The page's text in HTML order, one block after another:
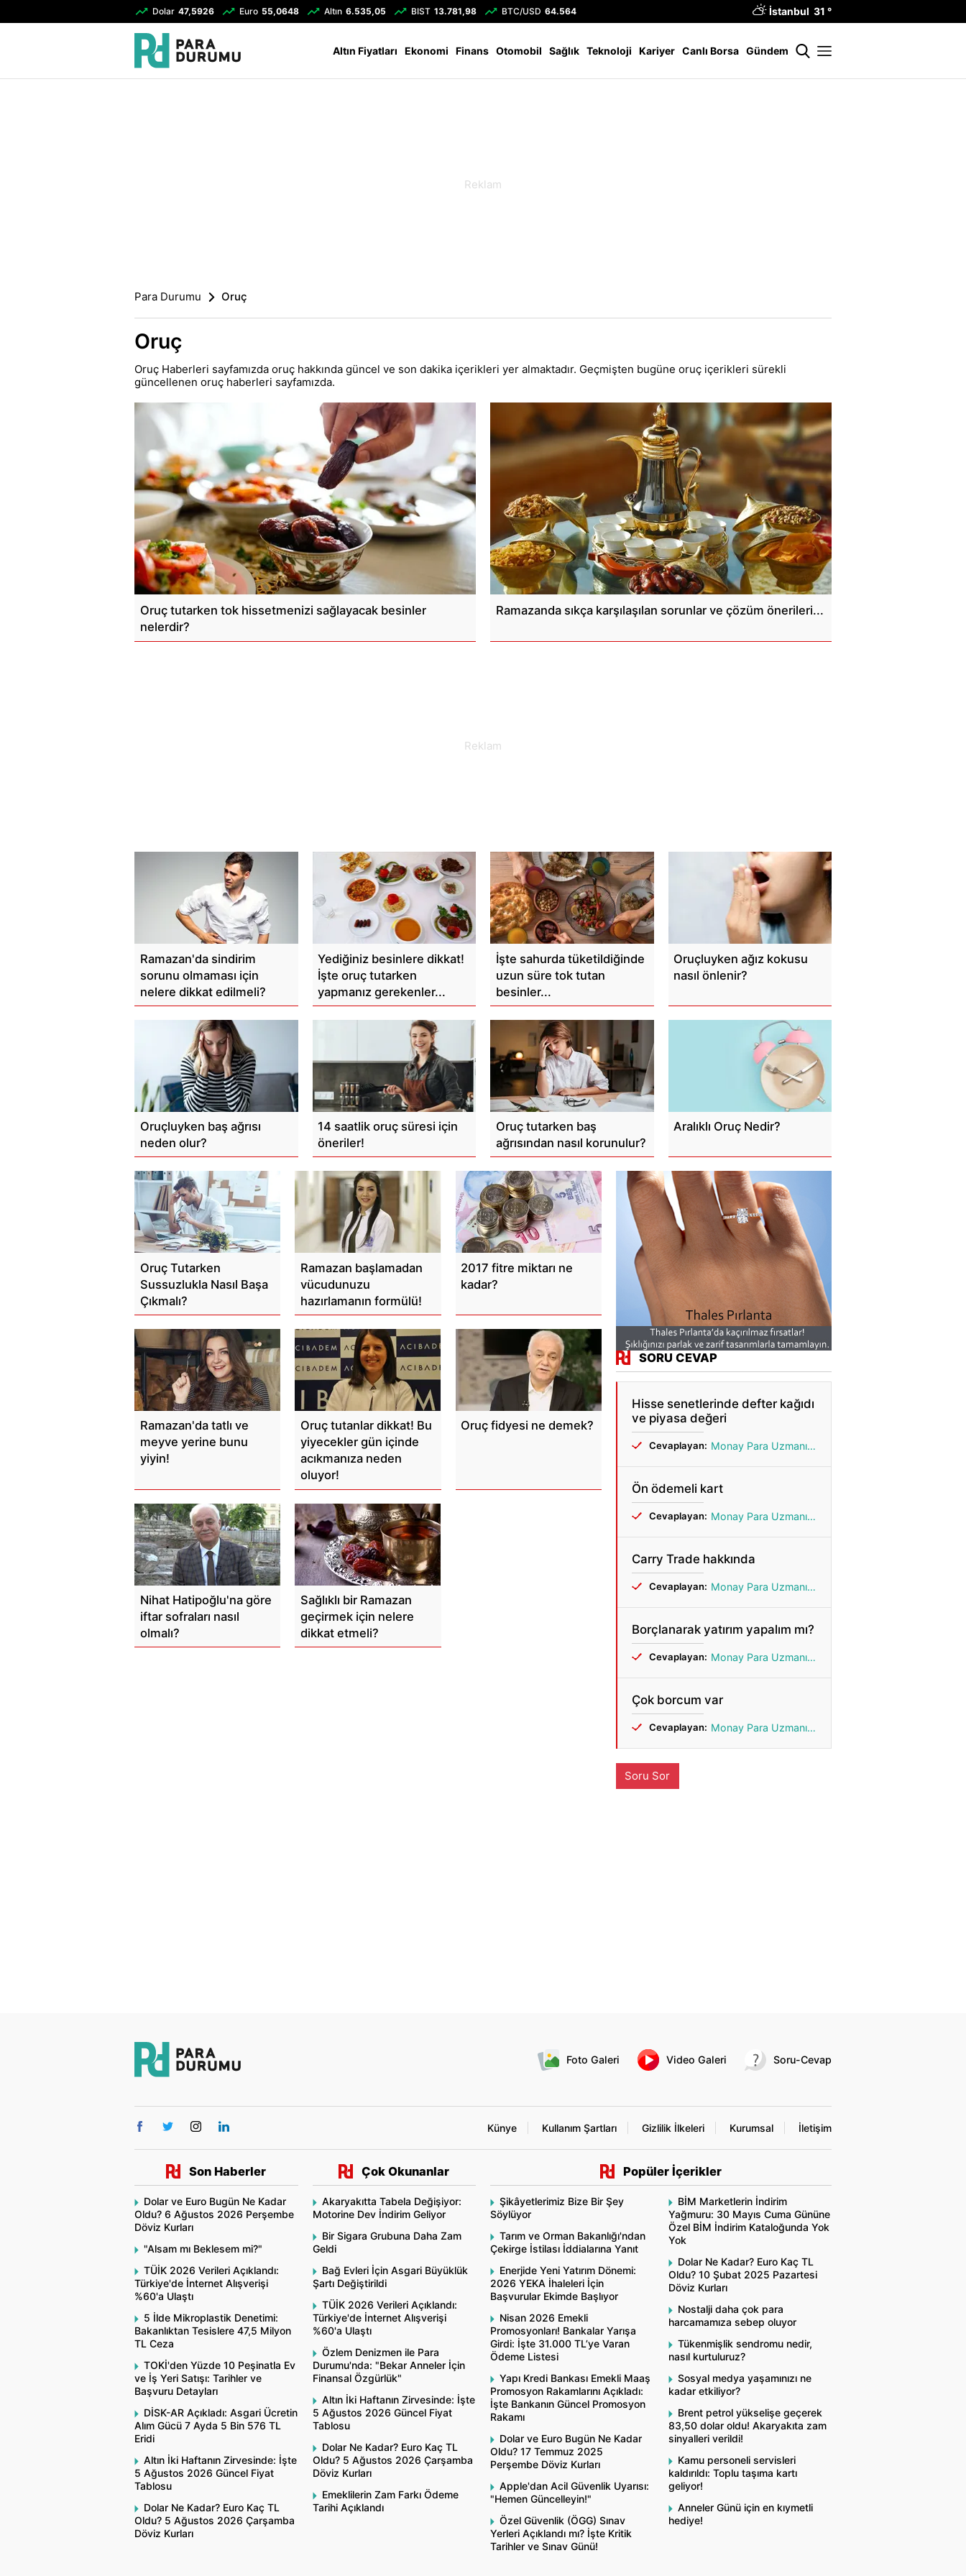
Dolar 47,5926 Euro 55,0648 Altın 6.535,05 BIST 13.781,98 BTC/USD 64.564 İstanbul 31 °
Altın Fiyatları Ekonomi Finans Otomobil Sağlık Teknoloji Kariyer Canlı Borsa Gündem
Para Durumu Oruç
Oruç
Oruç Haberleri sayfamızda oruç hakkında güncel ve son dakika içerikleri yer almaktadır. Geçmişten bugüne oruç içerikleri sürekli
güncellenen oruç haberleri sayfamızda.
Oruç tutarken tok hissetmenizi sağlayacak besinler
nelerdir?
Ramazanda sıkça karşılaşılan sorunlar ve çözüm önerileri...
Ramazan'da sindirim
sorunu olmaması için
nelere dikkat edilmeli?
Yediğiniz besinlere dikkat!
İşte oruç tutarken
yapmanız gerekenler...
İşte sahurda tüketildiğinde
uzun süre tok tutan
besinler...
Oruçluyken ağız kokusu
nasıl önlenir?
Oruçluyken baş ağrısı
neden olur?
14 saatlik oruç süresi için
öneriler!
Oruç tutarken baş
ağrısından nasıl korunulur?
Aralıklı Oruç Nedir?
Oruç Tutarken
Sussuzlukla Nasıl Başa
Çıkmalı?
Ramazan başlamadan
vücudunuzu
hazırlamanın formülü!
2017 fitre miktarı ne
kadar?
Ramazan'da tatlı ve
meyve yerine bunu
yiyin!
Oruç tutanlar dikkat! Bu
yiyecekler gün içinde
acıkmanıza neden
oluyor!
Oruç fidyesi ne demek?
Nihat Hatipoğlu'na göre
iftar sofraları nasıl
olmalı?
Sağlıklı bir Ramazan
geçirmek için nelere
dikkat etmeli?
SORU CEVAP
Hisse senetlerinde defter kağıdı
ve piyasa değeri
Cevaplayan: Monay Para Uzmanı Gönül
Ön ödemeli kart
Cevaplayan: Monay Para Uzmanı Gönül
Carry Trade hakkında
Cevaplayan: Monay Para Uzmanı Gönül
Borçlanarak yatırım yapalım mı?
Cevaplayan: Monay Para Uzmanı Gönül
Çok borcum var
Cevaplayan: Monay Para Uzmanı Gönül
Soru Sor
Foto Galeri Video Galeri Soru-Cevap
Künye Kullanım Şartları Gizlilik İlkeleri Kurumsal İletişim
Son Haberler
Dolar ve Euro Bugün Ne Kadar
Oldu? 6 Ağustos 2026 Perşembe
Döviz Kurları
"Alsam mı Beklesem mi?"
TÜİK 2026 Verileri Açıklandı:
Türkiye'de İnternet Alışverişi
%60'a Ulaştı
5 İlde Mikroplastik Denetimi:
Bakanlıktan Tesislere 47,5 Milyon
TL Ceza
TOKİ'den Yüzde 10 Peşinatla Ev
ve İş Yeri Satışı: Tarihler ve
Başvuru Detayları
DİSK-AR Açıkladı: Asgari Ücretin
Alım Gücü 7 Ayda 5 Bin 576 TL
Eridi
Altın İki Haftanın Zirvesinde: İşte
5 Ağustos 2026 Güncel Fiyat
Tablosu
Dolar Ne Kadar? Euro Kaç TL
Oldu? 5 Ağustos 2026 Çarşamba
Döviz Kurları
Çok Okunanlar
Akaryakıtta Tabela Değişiyor:
Motorine Dev İndirim Geliyor
Bir Sigara Grubuna Daha Zam
Geldi
Bağ Evleri İçin Asgari Büyüklük
Şartı Değiştirildi
TÜİK 2026 Verileri Açıklandı:
Türkiye'de İnternet Alışverişi
%60'a Ulaştı
Özlem Denizmen ile Para
Durumu'nda: "Bekar Anneler İçin
Finansal Özgürlük"
Altın İki Haftanın Zirvesinde: İşte
5 Ağustos 2026 Güncel Fiyat
Tablosu
Dolar Ne Kadar? Euro Kaç TL
Oldu? 5 Ağustos 2026 Çarşamba
Döviz Kurları
Emeklilerin Zam Farkı Ödeme
Tarihi Açıklandı
Popüler İçerikler
Şikâyetlerimiz Bize Bir Şey
Söylüyor
Tarım ve Orman Bakanlığı'ndan
Çekirge İstilası İddialarına Yanıt
Enerjide Yeni Yatırım Dönemi:
2026 YEKA İhaleleri İçin
Başvurular Ekimde Başlıyor
Nisan 2026 Emekli
Promosyonları! Bankalar Yarışa
Girdi: İşte 31.000 TL’ye Varan
Ödeme Listesi
Yapı Kredi Bankası Emekli Maaş
Promosyon Rakamlarını Açıkladı:
İşte Bankanın Güncel Promosyon
Rakamı
Dolar ve Euro Bugün Ne Kadar
Oldu? 17 Temmuz 2025
Perşembe Döviz Kurları
Apple'dan Acil Güvenlik Uyarısı:
"Hemen Güncelleyin!"
Özel Güvenlik (ÖGG) Sınav
Yerleri Açıklandı mı? İşte Kritik
Tarihler ve Sınav Günü!
BİM Marketlerin İndirim
Yağmuru: 30 Mayıs Cuma Gününe
Özel BİM İndirim Kataloğunda Yok
Yok
Dolar Ne Kadar? Euro Kaç TL
Oldu? 10 Şubat 2025 Pazartesi
Döviz Kurları
Nostalji daha çok para
harcamamıza sebep oluyor
Tükenmişlik sendromu nedir,
nasıl kurtuluruz?
Sosyal medya yaşamınızı ne
kadar etkiliyor?
Brent petrol yükselişe geçerek
83,50 dolar oldu! Akaryakıta zam
sinyalleri verildi!
Kamu personeli servisleri
kaldırıldı: Toplu taşıma kartı
geliyor!
Anneler Günü için en kıymetli
hediye!